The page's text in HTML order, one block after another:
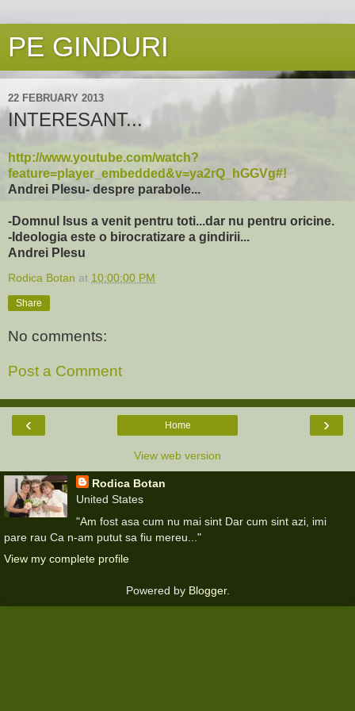
PE GINDURI
22 FEBRUARY 2013
INTERESANT...
http://www.youtube.com/watch?
feature=player_embedded&v=ya2rQ_hGGVg#!
Andrei Plesu- despre parabole...
-Domnul Isus a venit pentru toti...dar nu pentru oricine.
-Ideologia este o birocratizare a gindirii...
Andrei Plesu
Rodica Botan at 10:00:00 PM
Share
No comments:
Post a Comment
‹ ›
Home
View web version
Rodica Botan
United States
"Am fost asa cum nu mai sint Dar cum sint azi, imi
pare rau Ca n-am putut sa fiu mereu..."
View my complete profile
Powered by Blogger.